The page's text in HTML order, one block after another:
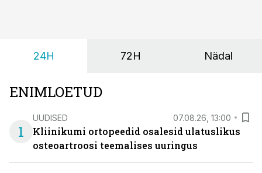
24H 72H Nädal
ENIMLOETUD
1
UUDISED 07.08.26, 13:00
Kliinikumi ortopeedid osalesid ulatuslikus
osteoartroosi teemalises uuringus